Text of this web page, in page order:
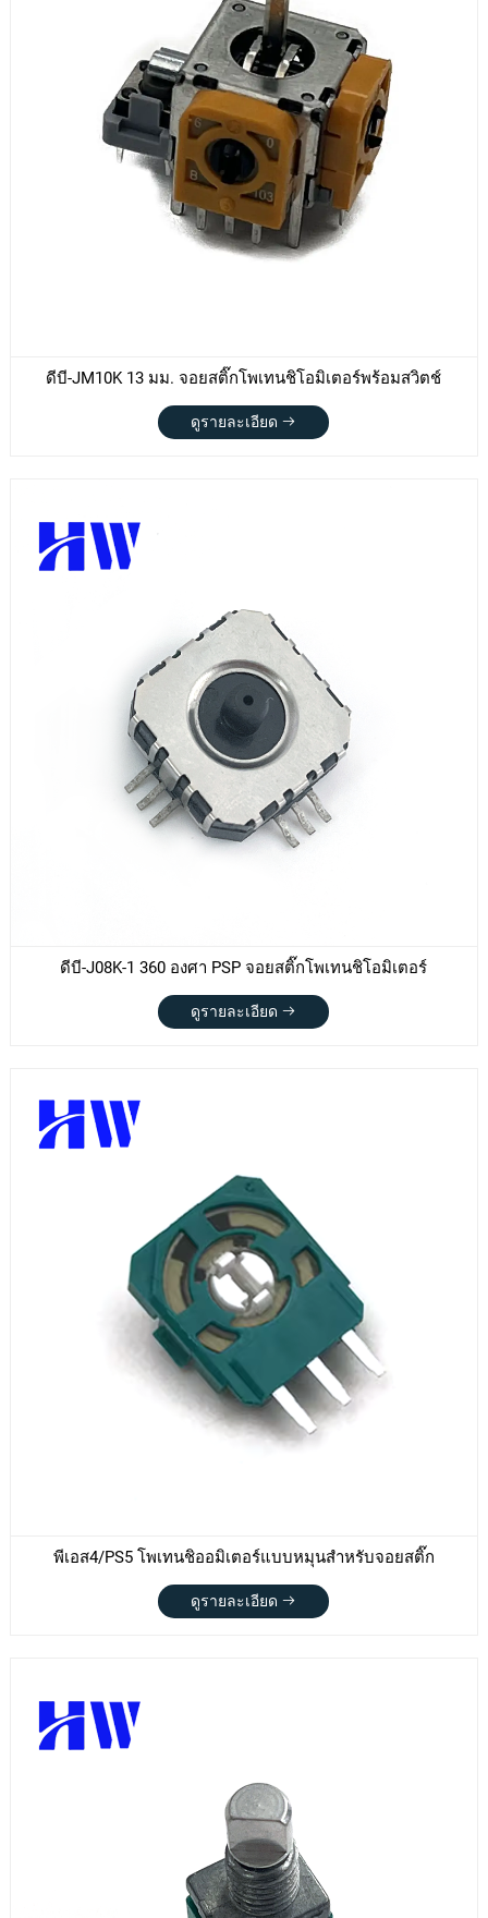
ดีบี-JM10K 13 มม. จอยสติ๊กโพเทนชิโอมิเตอร์พร้อมสวิตช์
ดูรายละเอียด
ดีบี-J08K-1 360 องศา PSP จอยสติ๊กโพเทนชิโอมิเตอร์
ดูรายละเอียด
พีเอส4/PS5 โพเทนชิออมิเตอร์แบบหมุนสำหรับจอยสติ๊ก
ดูรายละเอียด